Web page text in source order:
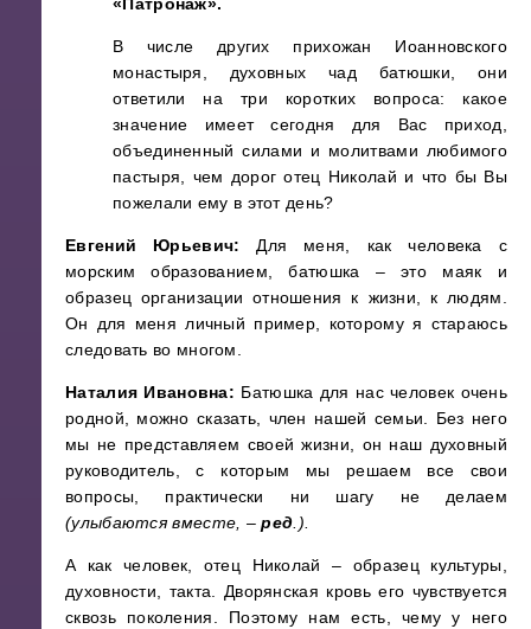
«Патронаж».
В числе других прихожан Иоанновского
монастыря, духовных чад батюшки, они
ответили на три коротких вопроса: какое
значение имеет сегодня для Вас приход,
объединенный силами и молитвами любимого
пастыря, чем дорог отец Николай и что бы Вы
пожелали ему в этот день?
Евгений Юрьевич: Для меня, как человека с
морским образованием, батюшка – это маяк и
образец организации отношения к жизни, к людям.
Он для меня личный пример, которому я стараюсь
следовать во многом.
Наталия Ивановна: Батюшка для нас человек очень
родной, можно сказать, член нашей семьи. Без него
мы не представляем своей жизни, он наш духовный
руководитель, с которым мы решаем все свои
вопросы, практически ни шагу не делаем
(улыбаются вместе, –ред.).
А как человек, отец Николай – образец культуры,
духовности, такта. Дворянская кровь его чувствуется
сквозь поколения. Поэтому нам есть, чему у него